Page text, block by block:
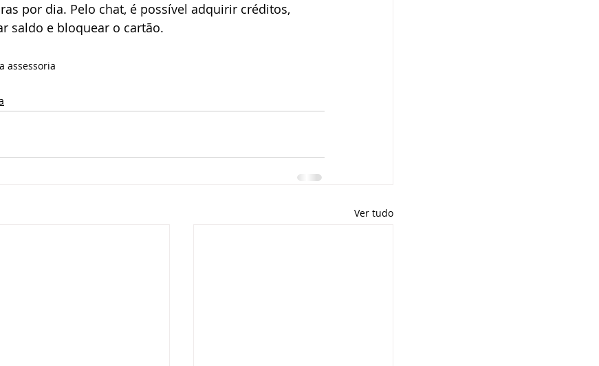
por dia. Pelo chat, é possível adquirir créditos,
saldo e bloquear o cartão.
assessoria
Ver tudo